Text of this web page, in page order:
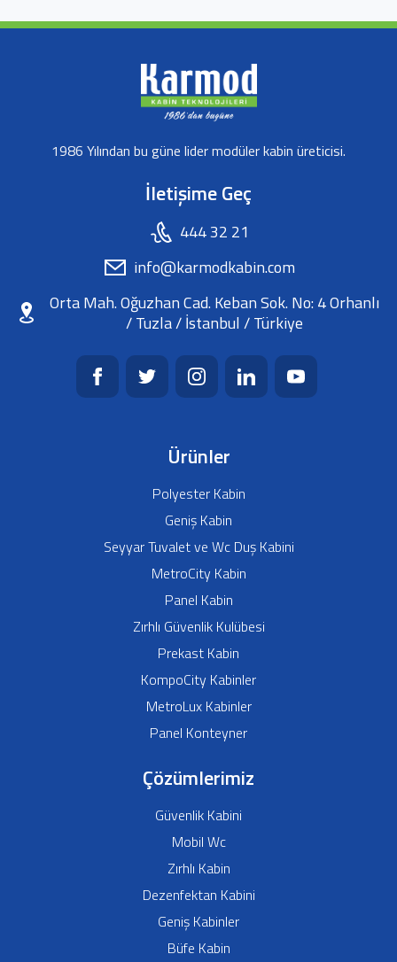
1986 Yılından bu güne lider modüler kabin üreticisi.
İletişime Geç
444 32 21
info@karmodkabin.com
Orta Mah. Oğuzhan Cad. Keban Sok. No: 4 Orhanlı
/ Tuzla / İstanbul / Türkiye
Ürünler
Polyester Kabin
Geniş Kabin
Seyyar Tuvalet ve Wc Duş Kabini
MetroCity Kabin
Panel Kabin
Zırhlı Güvenlik Kulübesi
Prekast Kabin
KompoCity Kabinler
MetroLux Kabinler
Panel Konteyner
Çözümlerimiz
Güvenlik Kabini
Mobil Wc
Zırhlı Kabin
Dezenfektan Kabini
Geniş Kabinler
Büfe Kabin